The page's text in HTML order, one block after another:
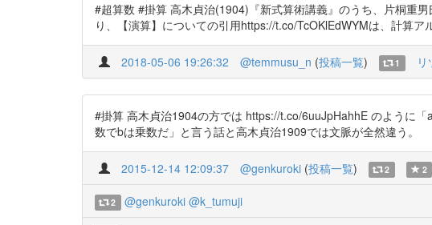
#超算数 #掛算 高木貞治(1904)『新式算術講義』のうち、片桐重
り、【演算】についての引用https://t.co/TcOKlEdWYMは、計算
2018-05-06 19:26:32 @temmusu_n (投稿一覧) 1
#掛算 高木貞治1904の方では https://t.co/6uuJpHahhE のように
数でbは乗数だ」と言う話と高木貞治1909では文脈が全然違う。
2015-12-14 12:09:37 @genkuroki (投稿一覧) 2 2
2 @genkuroki @k_tumuji